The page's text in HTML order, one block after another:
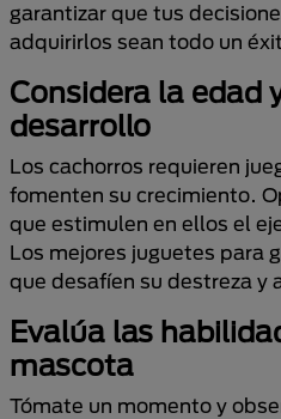
garantizar que tus
adquirirlos sean todo un
Considera la edad
desarrollo
Los cachorros requieren
fomenten su crecimiento.
que estimulen en ellos el
Los mejores juguetes para
que desafíen su destreza y
Evalúa las
mascota
Tómate un momento y